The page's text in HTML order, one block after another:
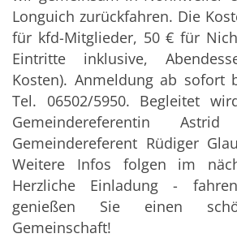
Longuich zurückfahren. Die
für kfd-Mitglieder, 50 € für
Eintritte inklusive,
Kosten). Anmeldung ab sofort
Tel. 06502/5950. Begleitet
Gemeindereferentin
Gemeindereferent Rüdiger
Weitere Infos folgen im
Herzliche Einladung -
genießen Sie einen
Gemeinschaft!